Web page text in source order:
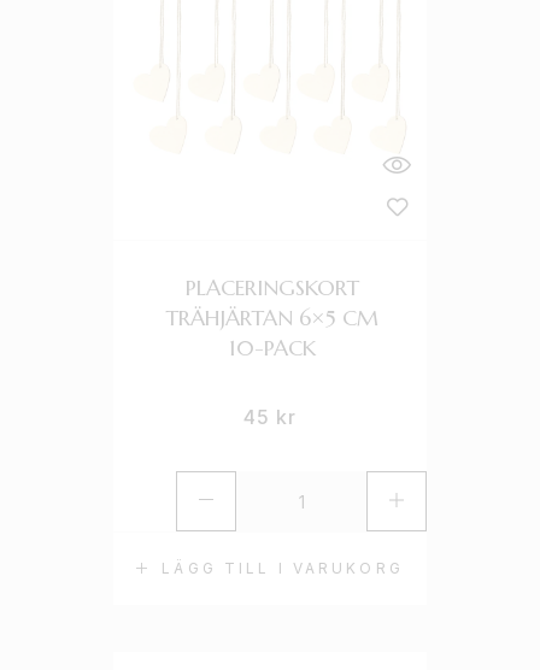
LÄGG TILL I VARUKORG
PLACERINGSKORT
TRÄHJÄRTAN 6×5 CM
10-PACK
45 kr